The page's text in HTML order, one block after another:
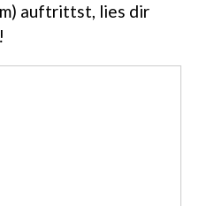
auftrittst, lies dir